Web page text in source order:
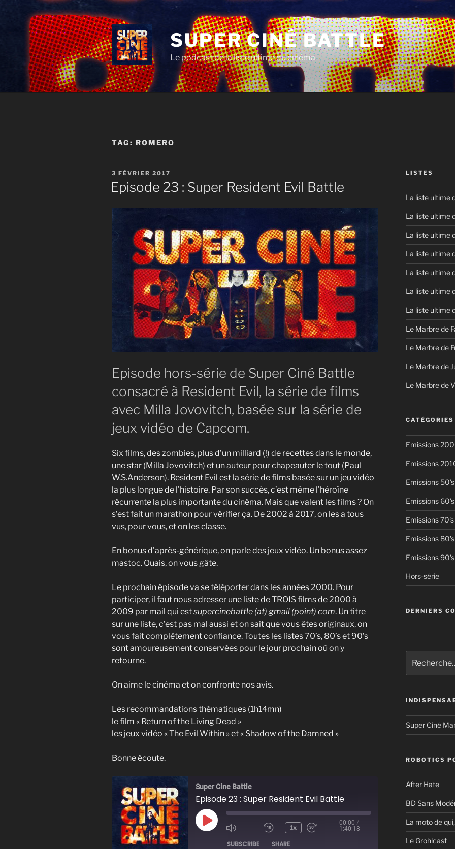
contenu
principal
SUPER CINÉ BATTLE
Le podcast de la liste ultime du cinéma
TAG: ROMERO
PUBLIÉ
LE
3 FÉVRIER 2017
Episode 23 : Super Resident Evil Battle
Episode hors-série de Super Ciné Battle
consacré à Resident Evil, la série de films
avec Milla Jovovitch, basée sur la série de
jeux vidéo de Capcom.
Six films, des zombies, plus d’un milliard (!) de recettes dans le monde,
une star (Milla Jovovitch) et un auteur pour chapeauter le tout (Paul
W.S.Anderson). Resident Evil est la série de films basée sur un jeu vidéo
la plus longue de l’histoire. Par son succès, c’est même l’héroïne
récurrente la plus importante du cinéma. Mais que valent les films ? On
s’est fait un marathon pour vérifier ça. De 2002 à 2017, on les a tous
vus, pour vous, et on les classe.
En bonus d’après-générique, on parle des jeux vidéo. Un bonus assez
mastoc. Ouais, on vous gâte.
Le prochain épisode va se téléporter dans les années 2000. Pour
participer, il faut nous adresser une liste de TROIS films de 2000 à
2009 par mail qui estsupercinebattle (at) gmail (point) com. Un titre
sur une liste, c’est pas mal aussi et on sait que vous êtes originaux, on
vous fait complètement confiance. Toutes les listes 70’s, 80’s et 90’s
sont amoureusement conservées pour le jour prochain où on y
retourne.
On aime le cinéma et on confronte nos avis.
Les recommandations thématiques (1h14mn)
le film « Return of the Living Dead »
les jeux vidéo « The Evil Within » et « Shadow of the Damned »
Bonne écoute.
Super Cine Battle
Episode 23 : Super Resident Evil Battle
Play
1x
00:00 /
1:40:18
SUBSCRIBE SHARE
LISTES
La liste ultime
La liste ultime
La liste ultime
La liste ultime
La liste ultime
La liste ultime
La liste ultime
Le Marbre de
Le Marbre de
Le Marbre de
Le Marbre de
CATÉGORIES
Emissions
Emissions
Emissions 50's
Emissions 60's
Emissions 70's
Emissions 80's
Emissions 90's
Hors-série
DERNIERS
pour
:
Super Ciné
ROBOTICS
After Hate
BD Sans
La moto de
Le Grohlcast